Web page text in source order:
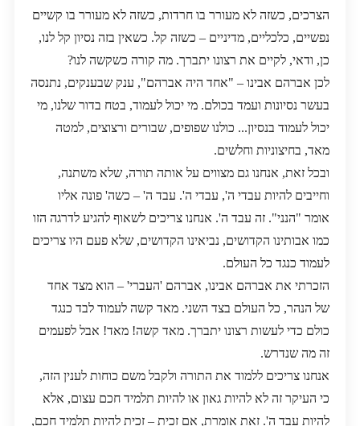
הצרכים, כשזה לא מעורר בו חרדות, כשזה לא מעורר בו קשיים
נפשיים, כלכליים, מדיניים – כשזה קל. כשאין בזה נסיון קל לנו,
כן, ודאי, לקיים את רצונו יתברך. מה קורה כשקשה לנו?
לכן אברהם אבינו – "אחד היה אברהם", ענק שבענקים, נתנסה
בעשר נסיונות ועמד בכולם. מי יכול לעמוד, בטח בדור שלנו, מי
יכול לעמוד בנסיון... כולנו שפופים, שבורים ורצוצים, למטה
מאד, בחיצוניות וחלשים.
ובכל זאת, אנחנו גם מצווים על אותה תורה, שלא משתנה,
וחייבים להיות עבדי ה', עבדי ה'. עבד ה' – כשה' פונה אליו
אומר "הנני". זה עבד ה'. אנחנו צריכים לשאוף להגיע לדרגה הזו
כמו אבותינו הקדושים, נביאינו הקדושים, שלא פעם היו צריכים
לעמוד כנגד כל העולם.
הזכרתי את אברהם אבינו, אברהם 'העברי' – הוא מצד אחד
של הנהר, כל העולם בצד השני. מאד קשה לעמוד לבד כנגד
כולם כדי לעשות רצונו יתברך. מאד קשה! מאד! אבל לפעמים
זה מה שנדרש.
אנחנו צריכים ללמוד את התורה ולקבל משם כוחות לענין הזה,
כי העיקר זה לא להיות גאון או להיות תלמיד חכם עצום, אלא
להיות עבד ה'. זאת אומרת, אם זכית – זכית להיות תלמיד חכם,